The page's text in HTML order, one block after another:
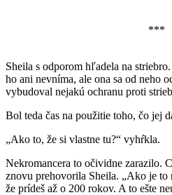
***
Sheila s odporom hľadela na
ho ani nevníma, ale ona sa od neho
vybudoval nejakú ochranu proti
Bol teda čas na použitie toho, čo jej
„Ako to, že si vlastne tu?“ vyhŕkla.
Nekromancera to očividne zarazilo.
znovu prehovorila Sheila. „Ako je to
že prídeš až o 200 rokov. A to ešte